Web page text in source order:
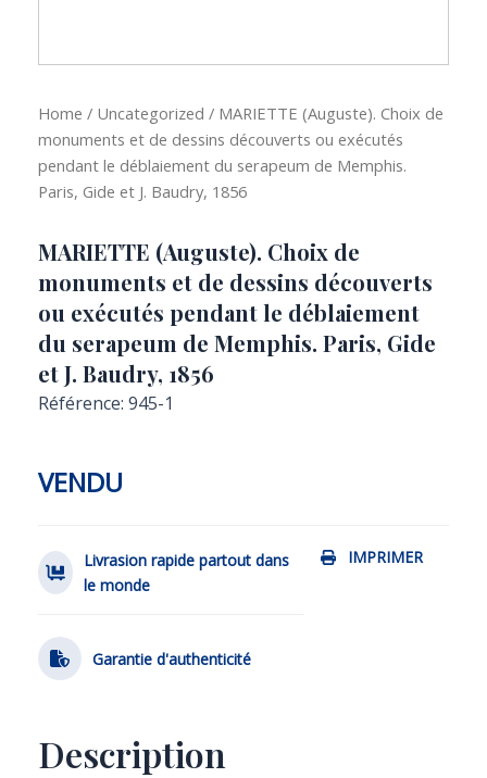
Home / Uncategorized / MARIETTE (Auguste). Choix de
monuments et de dessins découverts ou exécutés
pendant le déblaiement du serapeum de Memphis.
Paris, Gide et J. Baudry, 1856
MARIETTE (Auguste). Choix de
monuments et de dessins découverts
ou exécutés pendant le déblaiement
du serapeum de Memphis. Paris, Gide
et J. Baudry, 1856
Référence: 945-1
VENDU
IMPRIMER
Livrasion rapide partout dans
le monde
Garantie d'authenticité
Description